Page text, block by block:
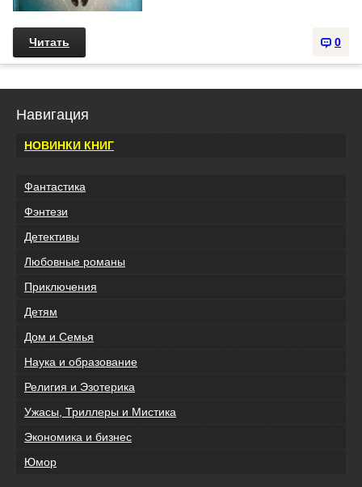
0
Читать
Навигация
НОВИНКИ КНИГ
Фантастика
Фэнтези
Детективы
Любовные романы
Приключения
Детям
Дом и Семья
Наука и образование
Религия и Эзотерика
Ужасы, Триллеры и Мистика
Экономика и бизнес
Юмор